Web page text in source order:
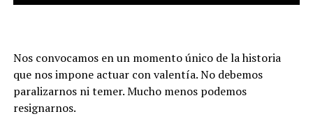
Nos convocamos en un momento único de la historia
que nos impone actuar con valentía. No debemos
paralizarnos ni temer. Mucho menos podemos
resignarnos.